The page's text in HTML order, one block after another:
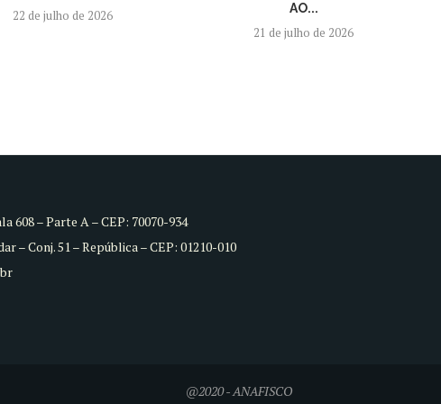
22 de julho de 2026 AO...
21 de julho de 2026
608 – Parte A – CEP: 70070-934
– Conj. 51 – República – CEP: 01210-010
@2020 - ANAFISCO